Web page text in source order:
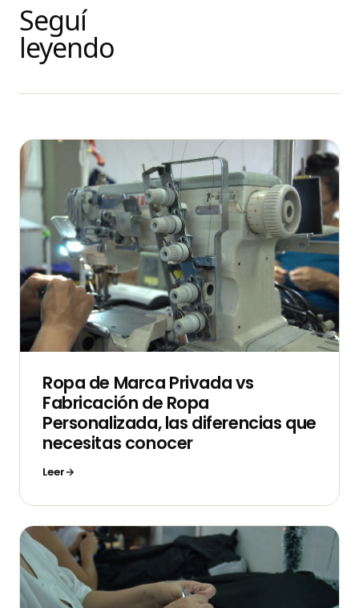
Seguí
leyendo
Ropa de Marca Privada vs
Fabricación de Ropa
Personalizada, las diferencias que
necesitas conocer
Leer